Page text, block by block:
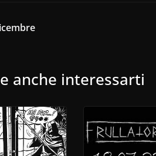
anche interessarti